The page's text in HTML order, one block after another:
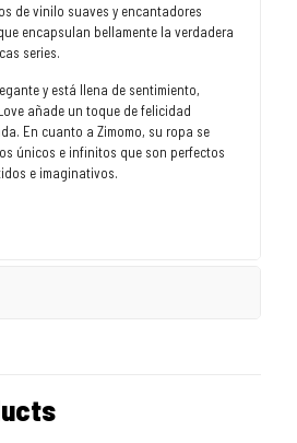
de vinilo suaves y encantadores
encapsulan bellamente la verdadera
series.
y está llena de sentimiento,
añade un toque de felicidad
En cuanto a Zimomo, su ropa se
únicos e infinitos que son perfectos
e imaginativos.